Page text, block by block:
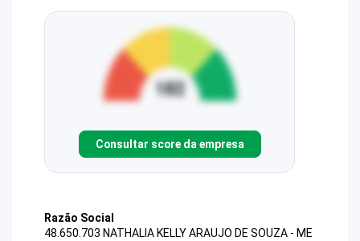
Consultar score da empresa
Razão Social
48.650.703 NATHALIA KELLY ARAUJO DE SOUZA - ME